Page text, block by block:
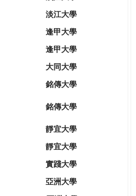
淡江大學
逢甲大學
逢甲大學
大同大學
銘傳大學
銘傳大學
靜宜大學
靜宜大學
實踐大學
亞洲大學